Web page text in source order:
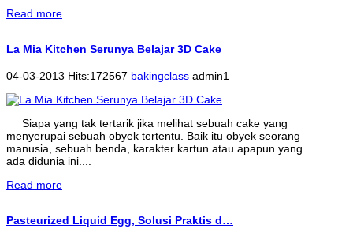
Read more
La Mia Kitchen Serunya Belajar 3D Cake
04-03-2013 Hits:172567 bakingclass admin1
Siapa yang tak tertarik jika melihat sebuah cake yang
menyerupai sebuah obyek tertentu. Baik itu obyek seorang
manusia, sebuah benda, karakter kartun atau apapun yang
ada didunia ini....
Read more
Pasteurized Liquid Egg, Solusi Praktis d…